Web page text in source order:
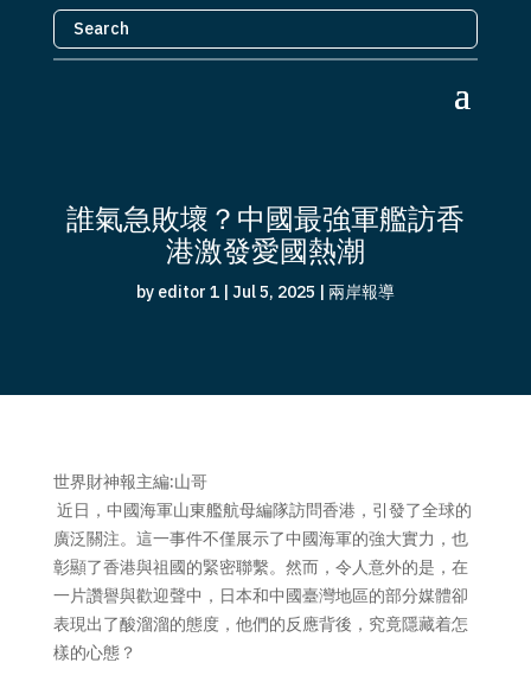
誰氣急敗壞？中國最強軍艦訪香
港激發愛國熱潮
by editor 1| Jul 5, 2025 | 兩岸報導
世界財神報主編:山哥
近日，中國海軍山東艦航母編隊訪問香港，引發了全球的
廣泛關注。這一事件不僅展示了中國海軍的強大實力，也
彰顯了香港與祖國的緊密聯繫。然而，令人意外的是，在
一片讚譽與歡迎聲中，日本和中國臺灣地區的部分媒體卻
表現出了酸溜溜的態度，他們的反應背後，究竟隱藏着怎
樣的心態？